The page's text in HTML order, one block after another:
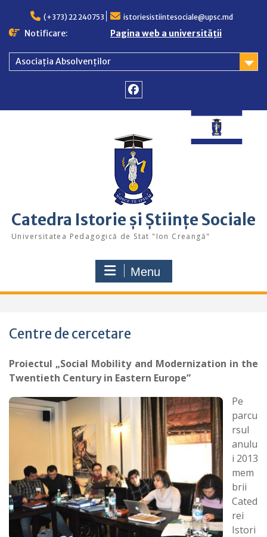
content
(+373) 22 240753 istoriesistiintesociale@upsc.md
Notificare: Pagina web a universității
Asociația Absolvenților
Catedra Istorie și Științe Sociale
Universitatea Pedagogică de Stat "Ion Creangă"
Menu
Centre de cercetare
Proiectul „Social Mobility and Modernization in the
Twentieth Century in Eastern Europe”
Pe
parcu
rsul
anulu
i 2013
mem
brii
Cated
rei
Istori